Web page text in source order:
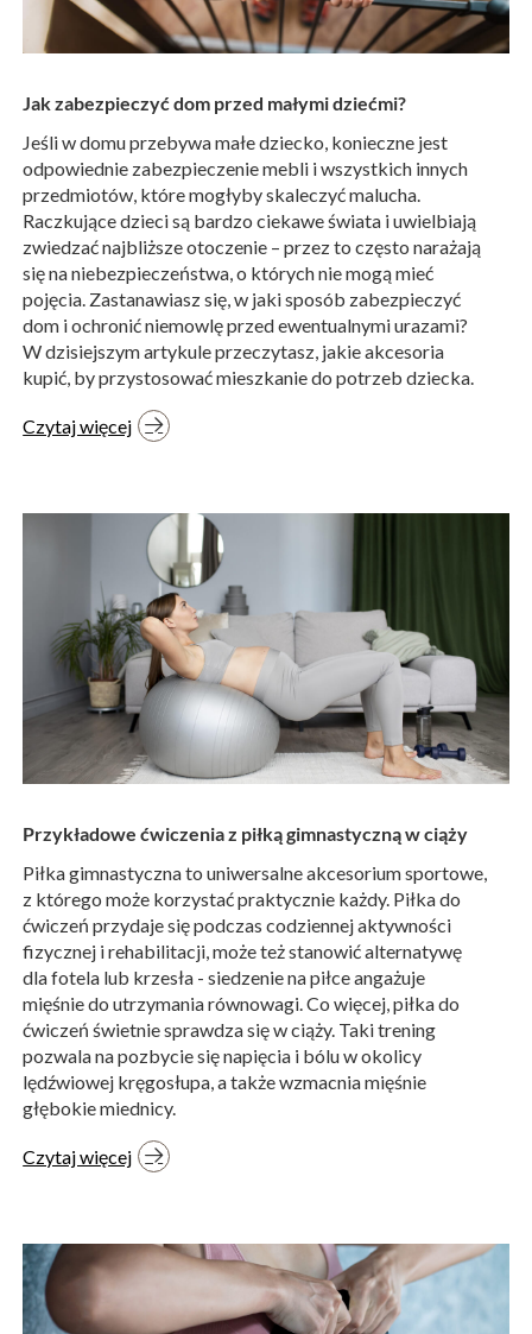
Jak zabezpieczyć dom przed małymi dziećmi?
Jeśli w domu przebywa małe dziecko, konieczne jest
odpowiednie zabezpieczenie mebli i wszystkich innych
przedmiotów, które mogłyby skaleczyć malucha.
Raczkujące dzieci są bardzo ciekawe świata i uwielbiają
zwiedzać najbliższe otoczenie – przez to często narażają
się na niebezpieczeństwa, o których nie mogą mieć
pojęcia. Zastanawiasz się, w jaki sposób zabezpieczyć
dom i ochronić niemowlę przed ewentualnymi urazami?
W dzisiejszym artykule przeczytasz, jakie akcesoria
kupić, by przystosować mieszkanie do potrzeb dziecka.
Czytaj więcej
Przykładowe ćwiczenia z piłką gimnastyczną w ciąży
Piłka gimnastyczna to uniwersalne akcesorium sportowe,
z którego może korzystać praktycznie każdy. Piłka do
ćwiczeń przydaje się podczas codziennej aktywności
fizycznej i rehabilitacji, może też stanowić alternatywę
dla fotela lub krzesła - siedzenie na piłce angażuje
mięśnie do utrzymania równowagi. Co więcej, piłka do
ćwiczeń świetnie sprawdza się w ciąży. Taki trening
pozwala na pozbycie się napięcia i bólu w okolicy
lędźwiowej kręgosłupa, a także wzmacnia mięśnie
głębokie miednicy.
Czytaj więcej